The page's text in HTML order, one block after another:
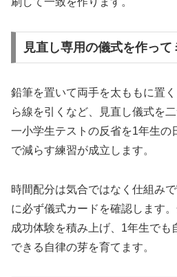
見直し専用の儀式を作って
鉛筆を置いて両手を太ももに置
ら線を引くなど、見直し儀式を
一小学生テストの反省を1年生の
で減らす練習が成立します。
時間配分は気合ではなく仕組み
に必ず儀式カードを確認します
成功体験を積み上げ、1年生でも
できる自律の芽を育てます。